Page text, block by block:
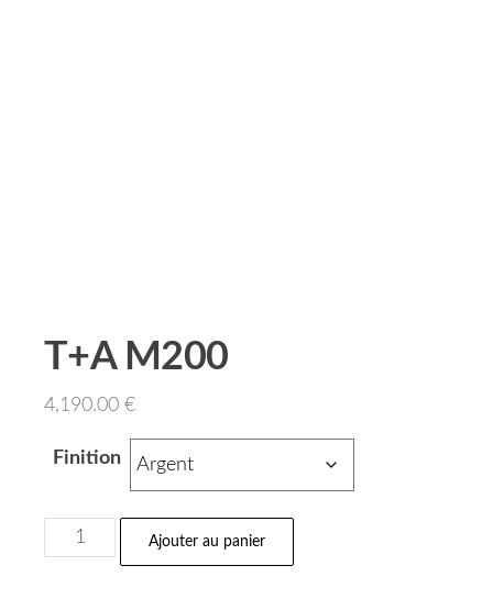
T+A M200
4,190.00 €
Finition
Ajouter au panier